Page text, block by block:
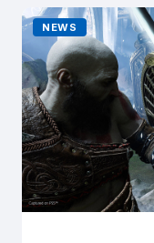
épidémie qui
NEWS